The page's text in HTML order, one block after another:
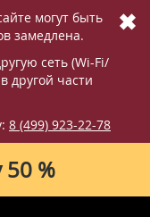
могут быть
замедлена.
сеть (Wi-Fi/
другой части
8 (499) 923-22-78
✖
50 %